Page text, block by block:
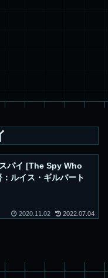
パイ [The Spy Who
ルイス・ギルバート
2020.11.02 2022.07.04